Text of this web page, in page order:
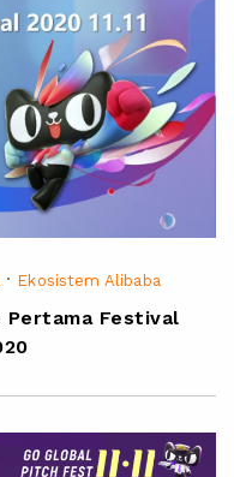
· Ekosistem Alibaba
Pertama Festival